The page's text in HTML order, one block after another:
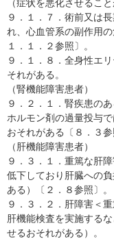
（症状を悪化させること
９．１．７．術前又は
れ、心血管系の副作用
１．１．２参照〕。
９．１．８．全身性エ
それがある。
（腎機能障害患者）
９．２．１．腎疾患の
ホルモン剤の過量投与
おそれがある〔８．３参
（肝機能障害患者）
９．３．１．重篤な肝
低下しており肝臓への
ある）〔２．８参照〕。
９．３．２．肝障害＜
肝機能検査を実施する
せるおそれがある）。